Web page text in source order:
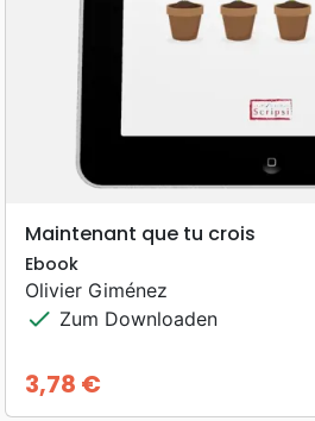
Maintenant que tu crois
Ebook
Olivier Giménez
check Zum Downloaden
Preis
3,78 €